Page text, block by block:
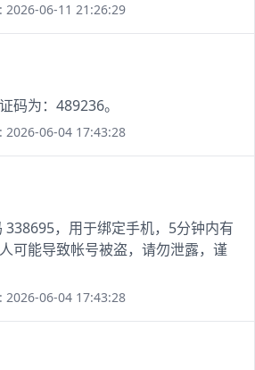
2026-06-11 21:26:29
码为：489236。
2026-06-04 17:43:28
338695，用于绑定手机，5分钟内有
可能导致帐号被盗，请勿泄露，谨
2026-06-04 17:43:28